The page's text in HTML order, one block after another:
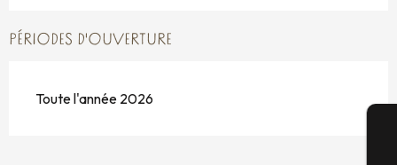
PÉRIODES D'OUVERTURE
Toute l'année 2026